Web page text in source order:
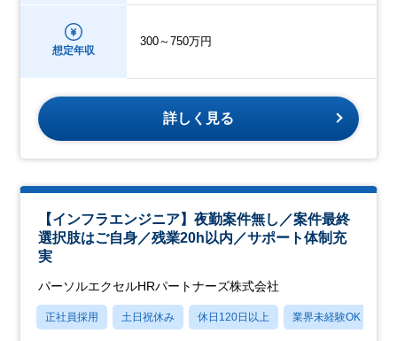
想定年収
300～750万円
詳しく見る
【インフラエンジニア】夜勤案件無し／案件最終
選択肢はご自身／残業20h以内／サポート体制充
実
パーソルエクセルHRパートナーズ株式会社
正社員採用 土日祝休み 休日120日以上 業界未経験OK